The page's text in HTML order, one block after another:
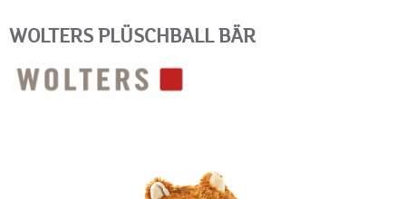
WOLTERS PLÜSCHBALL BÄR